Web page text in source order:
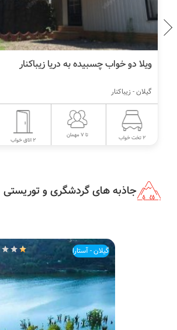
ویلا دو خواب چسبیده به دریا زیباکنار
گیلان - زیباکنار
2 تخت خواب تا 7 مهمان
2 اتاق خواب
جاذبه های گردشگری و توریستی
گیلان - آستارا